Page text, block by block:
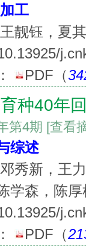
工
靓钰，夏
PDF （
种40年
第4期 [查看
综述
秀新，王
学森，陈
PDF （